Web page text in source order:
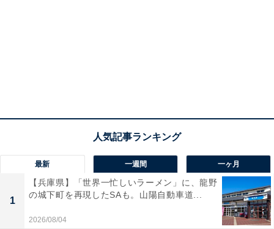
最新 一週間 一ヶ月
1
【兵庫県】「世界一忙しいラーメン」に、龍野
の城下町を再現したSAも。山陽自動車道...
2026/08/04